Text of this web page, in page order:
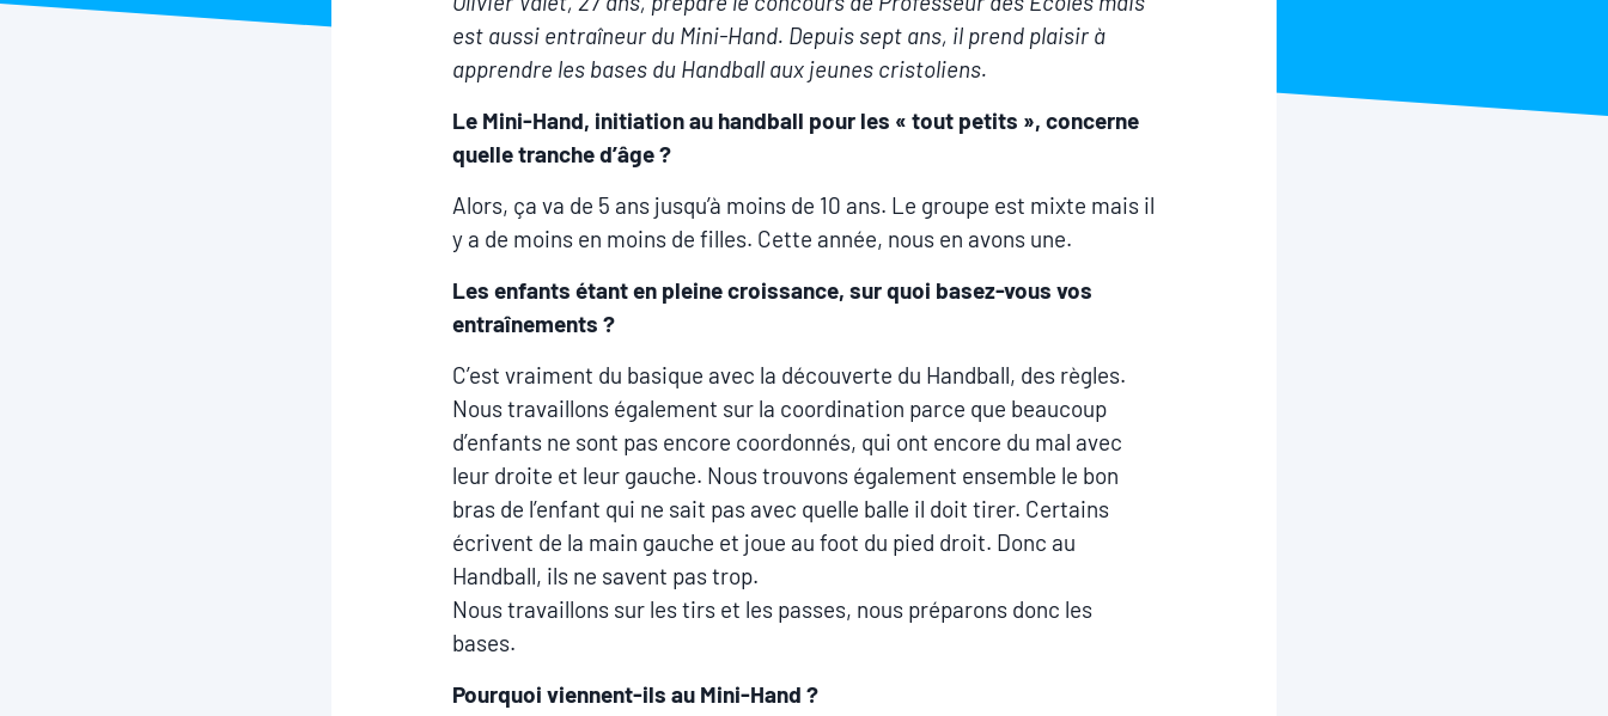
est aussi entraîneur du Mini-Hand. Depuis sept ans, il prend plaisir à
apprendre les bases du Handball aux jeunes cristoliens.
Le Mini-Hand, initiation au handball pour les « tout petits », concerne
quelle tranche d’âge ?
Alors, ça va de 5 ans jusqu’à moins de 10 ans. Le groupe est mixte mais il
y a de moins en moins de filles. Cette année, nous en avons une.
Les enfants étant en pleine croissance, sur quoi basez-vous vos
entraînements ?
C’est vraiment du basique avec la découverte du Handball, des règles.
Nous travaillons également sur la coordination parce que beaucoup
d’enfants ne sont pas encore coordonnés, qui ont encore du mal avec
leur droite et leur gauche. Nous trouvons également ensemble le bon
bras de l’enfant qui ne sait pas avec quelle balle il doit tirer. Certains
écrivent de la main gauche et joue au foot du pied droit. Donc au
Handball, ils ne savent pas trop.
Nous travaillons sur les tirs et les passes, nous préparons donc les
bases.
Pourquoi viennent-ils au Mini-Hand ?